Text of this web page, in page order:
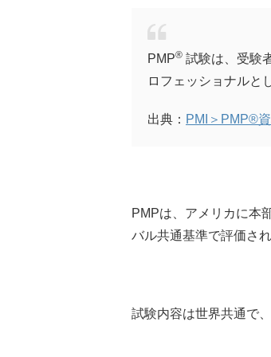
PMP® 試験は、受験
ロフェッショナルと
出典： PMI＞PMP®
PMPは、アメリカに本
バル共通基準で評価さ
試験内容は世界共通で